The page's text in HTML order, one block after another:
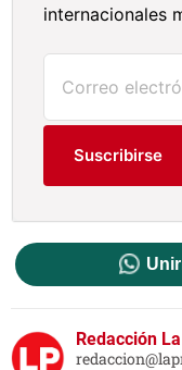
internacionales
Suscribirse
Redacción